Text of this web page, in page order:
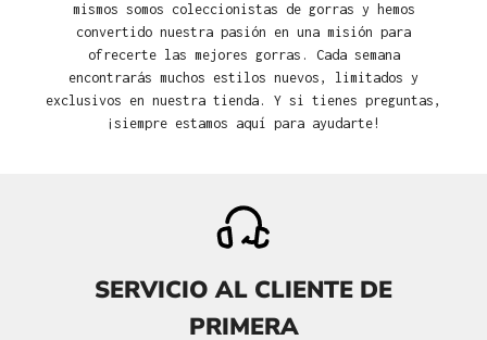
mismos somos coleccionistas de gorras y hemos
convertido nuestra pasión en una misión para
ofrecerte las mejores gorras. Cada semana
encontrarás muchos estilos nuevos, limitados y
exclusivos en nuestra tienda. Y si tienes preguntas,
¡siempre estamos aquí para ayudarte!
SERVICIO AL CLIENTE DE
PRIMERA